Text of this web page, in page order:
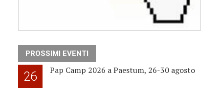
PROSSIMI EVENTI
26 Pap Camp 2026 a Paestum, 26-30 agosto